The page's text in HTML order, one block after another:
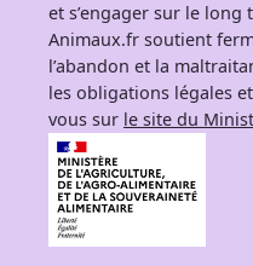
et s’engager sur le long
Animaux.fr soutient
l’abandon et la
les obligations légales
vous sur le site du